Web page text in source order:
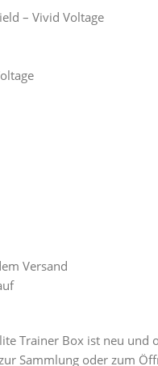
– Vivid Voltage
Versand
Trainer Box ist neu und
Sammlung oder zum